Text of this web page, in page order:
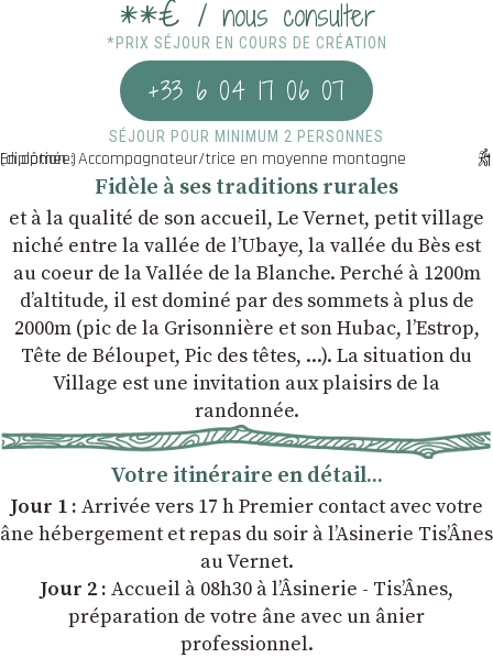
**€ / nous consulter
*PRIX SÉJOUR EN COURS DE CRÉATION
+33 6 04 17 06 07
SÉJOUR POUR MINIMUM 2 PERSONNES
En option : Accompagnateur/trice en moyenne montagne (diplômée)
Fidèle à ses traditions rurales
et à la qualité de son accueil, Le Vernet, petit village
niché entre la vallée de l’Ubaye, la vallée du Bès est
au coeur de la Vallée de la Blanche. Perché à 1200m
d’altitude, il est dominé par des sommets à plus de
2000m (pic de la Grisonnière et son Hubac, l’Estrop,
Tête de Béloupet, Pic des têtes, ...). La situation du
Village est une invitation aux plaisirs de la
randonnée.
Votre itinéraire en détail...
Jour 1 : Arrivée vers 17 h Premier contact avec votre
âne hébergement et repas du soir à l’Asinerie Tis’Ânes
au Vernet.
Jour 2 : Accueil à 08h30 à l’Âsinerie - Tis’Ânes,
préparation de votre âne avec un ânier
professionnel.